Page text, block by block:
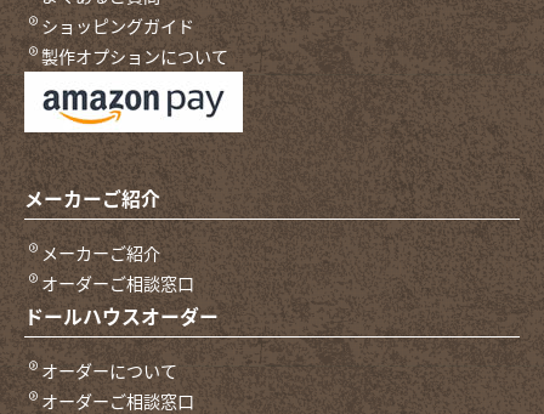
ショッピングガイド
製作オプションについて
メーカーご紹介
メーカーご紹介
オーダーご相談窓口
ドールハウスオーダー
オーダーについて
オーダーご相談窓口